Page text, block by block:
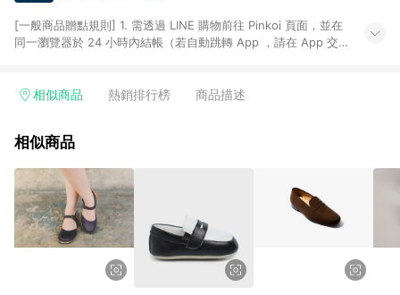
[一般商品贈點規則] 1. 需透過 LINE 購物前往 Pinkoi 頁面，並在
同一瀏覽器於 24 小時內結帳（若自動跳轉 App ，請在 App 交
回饋訂單不得享有 Pinkoi 站方優惠，例如首購優惠，P coins，
行為，不具贈點資格，部分退款不在此限。 6. APP 請更新至
貨後 45 天後發送。 8. 群眾募資商品，禮物卡，開館保證金，補
運費，攤位費等不具贈點資格。 9. LINE 購物站上之商品規格、
顏色、價位、贈品如與 Pinkoi 商品資訊頁及購物車不符，以
Pinkoi 購物商品資訊頁及購物車標示為準。 10. 點數紅包使用規
則請以點數紅包活動說明為準。 11. 若於 LINE 購物前往 Pinkoi
頁面後才首次下載 Pinkoi APP 並完成訂單，不符合導購資格；承
上，首次下載 Pinkoi APP 後，需透過 LINE 購物前往 Pinkoi 頁
相似商品 熱銷排行榜 商品描述
相似商品